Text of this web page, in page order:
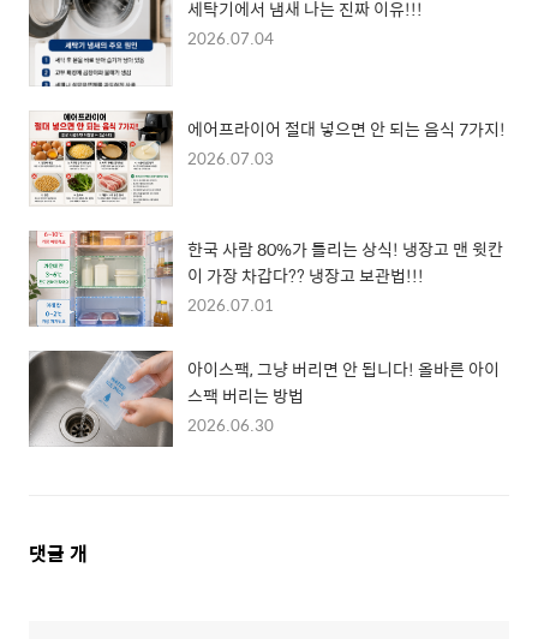
세탁기에서 냄새 나는 진짜 이유!!!
2026.07.04
에어프라이어 절대 넣으면 안 되는 음식 7가지!
2026.07.03
한국 사람 80%가 틀리는 상식! 냉장고 맨 윗칸
이 가장 차갑다?? 냉장고 보관법!!!
2026.07.01
아이스팩, 그냥 버리면 안 됩니다! 올바른 아이
스팩 버리는 방법
2026.06.30
댓
댓글 개